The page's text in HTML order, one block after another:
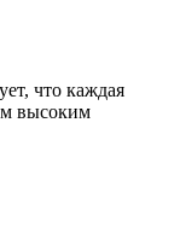
что каждая
высоким